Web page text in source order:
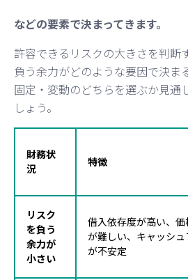
などの要素で決まってきます。
許容できるリスクの大きさを判断
負う余力がどのような要因で決ま
固定・変動のどちらを選ぶか見通
しょう。
財務状
況
特徴
リスク
を負う
余力が
小さい
借入依存度が高い、
が難しい、キャッシュ
が不安定